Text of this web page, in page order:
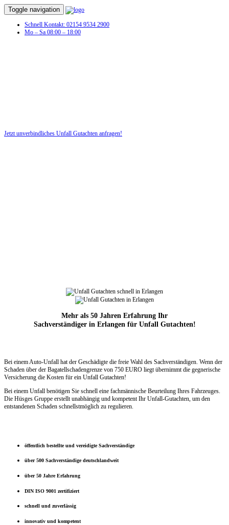
Toggle navigation
Schnell Kontakt: 02154 9534 2900
Mo – Sa 08:00 – 18:00
Jetzt unverbindliches Unfall Gutachten anfragen!
Mehr als 50 Jahren Erfahrung Ihr
Sachverständiger in Erlangen für Unfall Gutachten!
Bei einem Auto-Unfall hat der Geschädigte die freie Wahl des Sachverständigen. Wenn der
Schaden über der Bagatellschadengrenze von 750 EURO liegt übernimmt die gegnerische
Versicherung die Kosten für ein Unfall Gutachten!
Bei einem Unfall benötigen Sie schnell eine fachmännische Beurteilung Ihres Fahrzeuges.
Die Hüsges Gruppe erstellt unabhängig und kompetent Ihr Unfall-Gutachten, um den
entstandenen Schaden schnellstmöglich zu regulieren.
öffentlich bestellte und vereidigte Sachverständige
über 500 Sachverständige deutschlandweit
über 50 Jahre Erfahrung
DIN ISO 9001 zertifiziert
schnell und zuverlässig
innovativ und kompetent